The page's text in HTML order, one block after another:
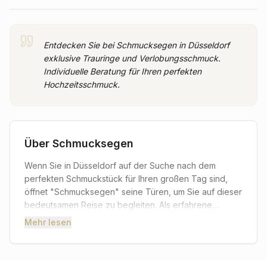
Entdecken Sie bei Schmucksegen in Düsseldorf
exklusive Trauringe und Verlobungsschmuck.
Individuelle Beratung für Ihren perfekten
Hochzeitsschmuck.
Über Schmucksegen
Wenn Sie in Düsseldorf auf der Suche nach dem
perfekten Schmuckstück für Ihren großen Tag sind,
öffnet "Schmucksegen" seine Türen, um Sie auf dieser
bedeutsamen Reise zu begleiten. Als erfahrene
Juweliere wissen sie um die tiefe Symbolkraft, die ein
nicht nur eine exquisite Auswahl an hochwertigen
Mehr lesen